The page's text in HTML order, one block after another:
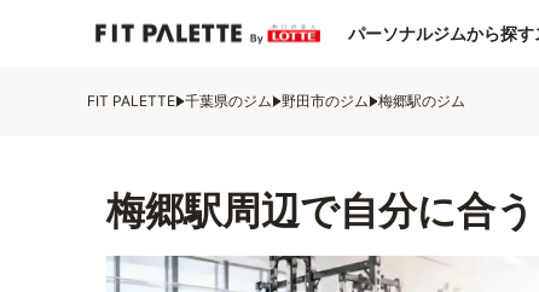
パーソナルジムから探す
FIT PALETTE 千葉県のジム 野田市のジム 梅郷駅のジム
梅郷駅周辺で自分に合